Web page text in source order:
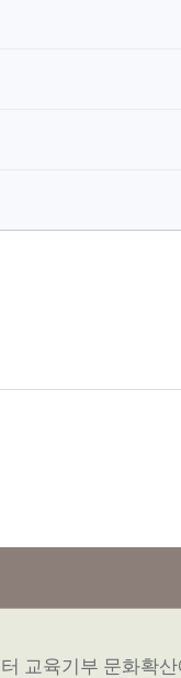
교육기부 문화확